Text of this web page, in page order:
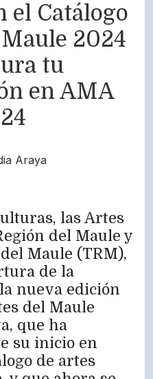
el Catálogo
2024
tu
en AMA
Araya
las Artes
del Maule y
Maule (TRM),
de la
nueva edición
del Maule
que ha
su inicio en
de artes